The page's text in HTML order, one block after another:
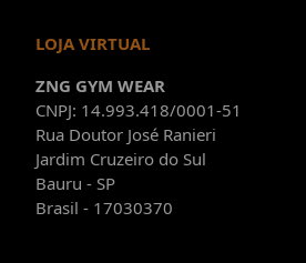
LOJA VIRTUAL
ZNG GYM WEAR
CNPJ: 14.993.418/0001-51
Rua Doutor José Ranieri
Jardim Cruzeiro do Sul
Bauru - SP
Brasil - 17030370